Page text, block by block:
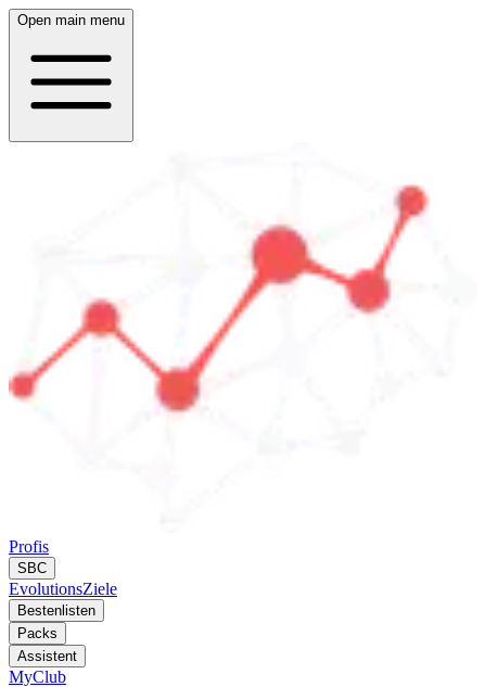
Open main menu
Profis
SBC
EvolutionsZiele
Bestenlisten
Packs
Assistent
MyClub